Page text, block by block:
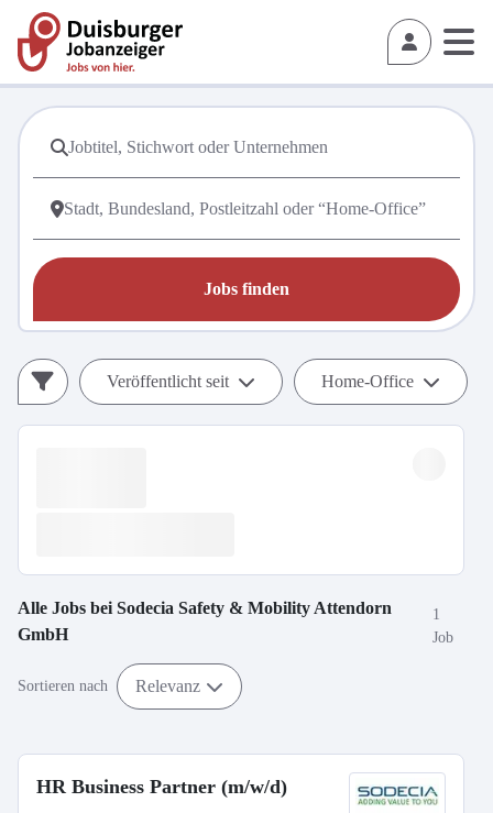
Jobs finden
Veröffentlicht seit Home-Office
Alle Jobs bei Sodecia Safety & Mobility Attendorn
GmbH
1
Job
Sortieren nach Relevanz
HR Business Partner (m/w/d)